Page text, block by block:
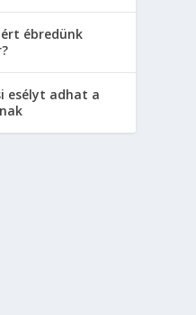
ébredünk
esélyt adhat a